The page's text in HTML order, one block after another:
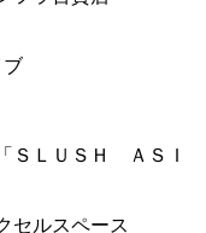
ブ
ＳＬＵＳＨ ＡＳＩ